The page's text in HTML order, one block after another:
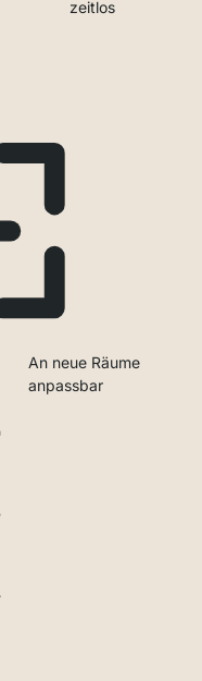
zeitlos
An neue Räume
anpassbar